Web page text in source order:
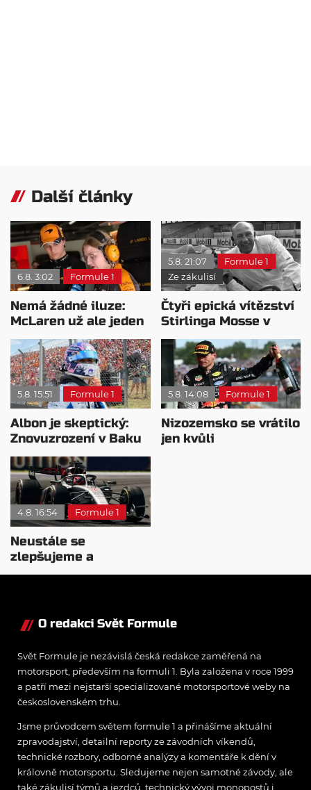
Další články
6.8. 3:02 Formule 1
Nemá žádné iluze:
McLaren už ale jeden
návrat ze dna dokázal
5.8. 21:07
Formule 1
Ze zákulisí
Čtyři epická vítězství
Stirlinga Mosse v
motorsportu
5.8. 15:51 Formule 1
Albon je skeptický:
Znovuzrození v Baku
nepovažuje za reálne
5.8. 14:08 Formule 1
Nizozemsko se vrátilo
jen kvůli
4.8. 16:54 Formule 1
Neustále se
zlepšujeme a
rosteme, chválí Audi
O redakci Svět Formule
Svět Formule je nezávislá česká redakce zaměřená na
motorsport, především na formuli 1. Byla založena v roce 1999
a patří mezi nejstarší specializované motorsportové weby na
československém trhu.
Jsme průvodcem světem formule 1 a přinášíme aktuální
zpravodajství, detailní reporty ze závodních víkendů,
technické rozbory, odborné analýzy a komentáře k dění v
královně motorsportu. Sledujeme nejen samotné závody, ale
také zákulisí týmů a jezdců, technický vývoj monopostů i